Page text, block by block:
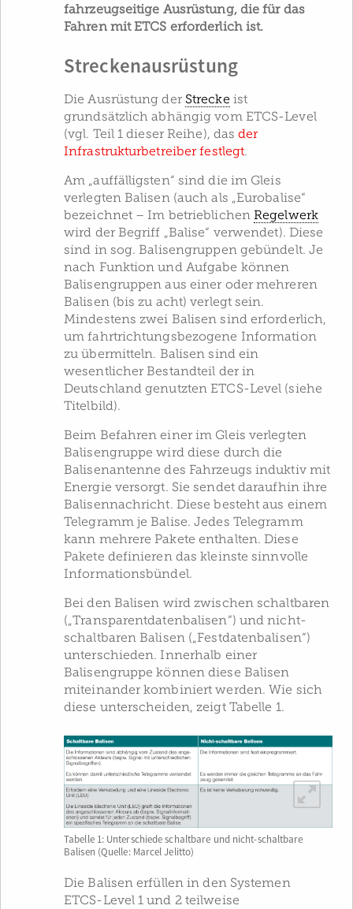
fahrzeugseitige Ausrüstung, die für das
Fahren mit ETCS erforderlich ist.
Streckenausrüstung
Die Ausrüstung der Strecke ist
grundsätzlich abhängig vom ETCS-Level
(vgl. Teil 1 dieser Reihe), dasder
Infrastrukturbetreiber festlegt.
Am „auffälligsten“ sind die im Gleis
verlegten Balisen (auch als „Eurobalise“
bezeichnet – Im betrieblichenRegelwerk
wird der Begriff „Balise“ verwendet). Diese
sind in sog. Balisengruppen gebündelt. Je
nach Funktion und Aufgabe können
Balisengruppen aus einer oder mehreren
Balisen (bis zu acht) verlegt sein.
Mindestens zwei Balisen sind erforderlich,
um fahrtrichtungsbezogene Information
zu übermitteln. Balisen sind ein
wesentlicher Bestandteil der in
Deutschland genutzten ETCS-Level (siehe
Titelbild).
Beim Befahren einer im Gleis verlegten
Balisengruppe wird diese durch die
Balisenantenne des Fahrzeugs induktiv mit
Energie versorgt. Sie sendet daraufhin ihre
Balisennachricht. Diese besteht aus einem
Telegramm je Balise. Jedes Telegramm
kann mehrere Pakete enthalten. Diese
Pakete definieren das kleinste sinnvolle
Informationsbündel.
Bei den Balisen wird zwischen schaltbaren
(„Transparentdatenbalisen“) und nicht-
schaltbaren Balisen („Festdatenbalisen“)
unterschieden. Innerhalb einer
Balisengruppe können diese Balisen
miteinander kombiniert werden. Wie sich
diese unterscheiden, zeigt Tabelle 1.
Tabelle 1: Unterschiede schaltbare und nicht-schaltbare
Balisen (Quelle: Marcel Jelitto)
Die Balisen erfüllen in den Systemen
ETCS-Level 1 und 2 teilweise